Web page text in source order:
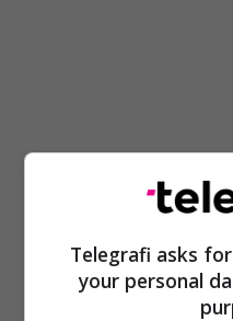
Telegrafi asks
your personal